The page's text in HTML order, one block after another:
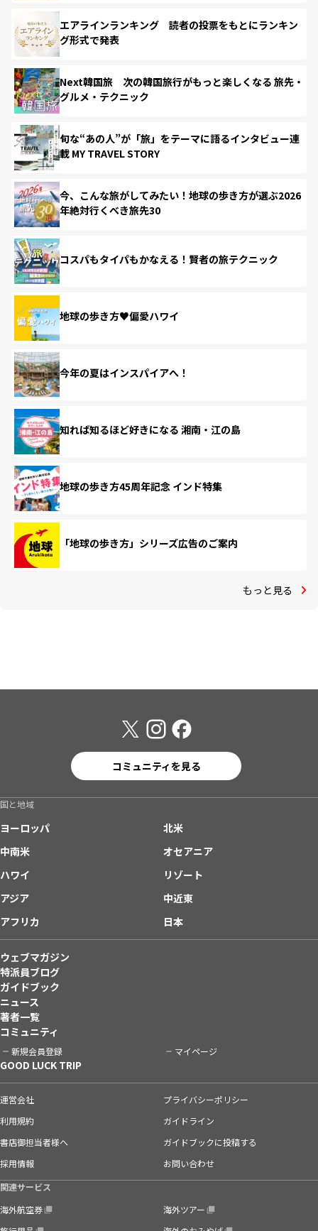
エアラインランキング 読者の投票をもとにランキン
グ形式で発表
Next韓国旅 次の韓国旅行がもっと楽しくなる 旅先・
グルメ・テクニック
旬な“あの人”が「旅」をテーマに語るインタビュー連
載 MY TRAVEL STORY
今、こんな旅がしてみたい！地球の歩き方が選ぶ2026
年絶対行くべき旅先30
コスパもタイパもかなえる！賢者の旅テクニック
地球の歩き方♥偏愛ハワイ
今年の夏はインスパイアへ！
知れば知るほど好きになる 湘南・江の島
地球の歩き方45周年記念 インド特集
「地球の歩き方」シリーズ広告のご案内
もっと見る
コミュニティを見る
国と地域
ヨーロッパ
北米
中南米
オセアニア
ハワイ
リゾート
アジア
中近東
アフリカ
日本
ウェブマガジン
特派員ブログ
ガイドブック
ニュース
著者一覧
コミュニティ
新規会員登録 マイページ
GOOD LUCK TRIP
運営会社
プライバシーポリシー
利用規約
ガイドライン
書店御担当者様へ
ガイドブックに投稿する
採用情報
お問い合わせ
関連サービス
海外航空券
海外ツアー